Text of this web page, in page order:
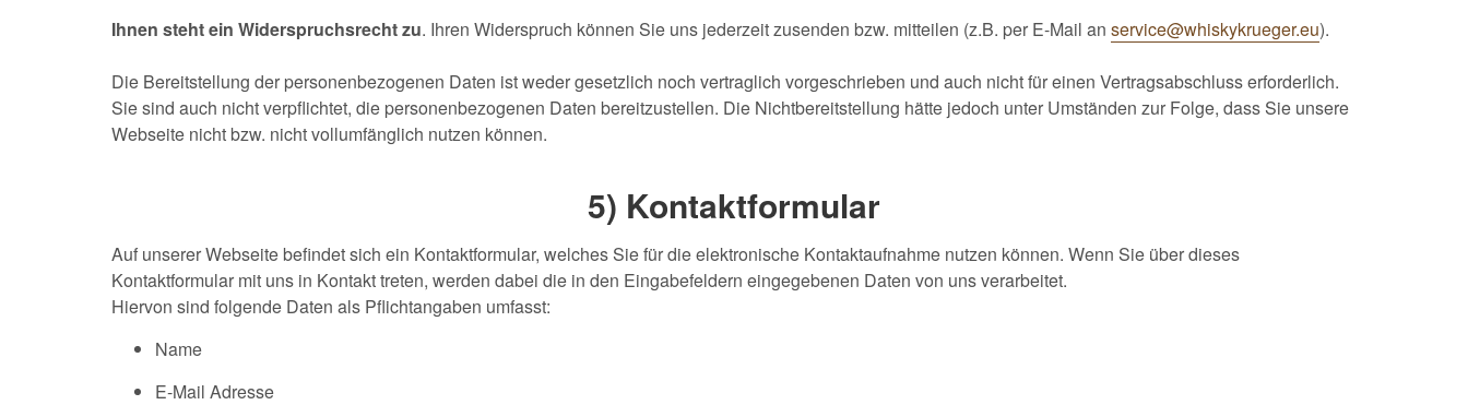
Ihnen steht ein Widerspruchsrecht zu. Ihren Widerspruch können Sie uns jederzeit zusenden bzw. mitteilen (z.B. per E-Mail an service@whiskykrueger.eu).
Die Bereitstellung der personenbezogenen Daten ist weder gesetzlich noch vertraglich vorgeschrieben und auch nicht für einen Vertragsabschluss erforderlich.
Sie sind auch nicht verpflichtet, die personenbezogenen Daten bereitzustellen. Die Nichtbereitstellung hätte jedoch unter Umständen zur Folge, dass Sie unsere
Webseite nicht bzw. nicht vollumfänglich nutzen können.
5) Kontaktformular
Auf unserer Webseite befindet sich ein Kontaktformular, welches Sie für die elektronische Kontaktaufnahme nutzen können. Wenn Sie über dieses
Kontaktformular mit uns in Kontakt treten, werden dabei die in den Eingabefeldern eingegebenen Daten von uns verarbeitet.
Hiervon sind folgende Daten als Pflichtangaben umfasst:
Name
E-Mail Adresse